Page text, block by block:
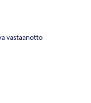
vastaanotto